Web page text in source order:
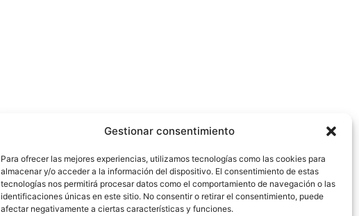
Gestionar consentimiento
Para ofrecer las mejores experiencias, utilizamos tecnologías como las cookies para
almacenar y/o acceder a la información del dispositivo. El consentimiento de estas
tecnologías nos permitirá procesar datos como el comportamiento de navegación o las
identificaciones únicas en este sitio. No consentir o retirar el consentimiento, puede
afectar negativamente a ciertas características y funciones.